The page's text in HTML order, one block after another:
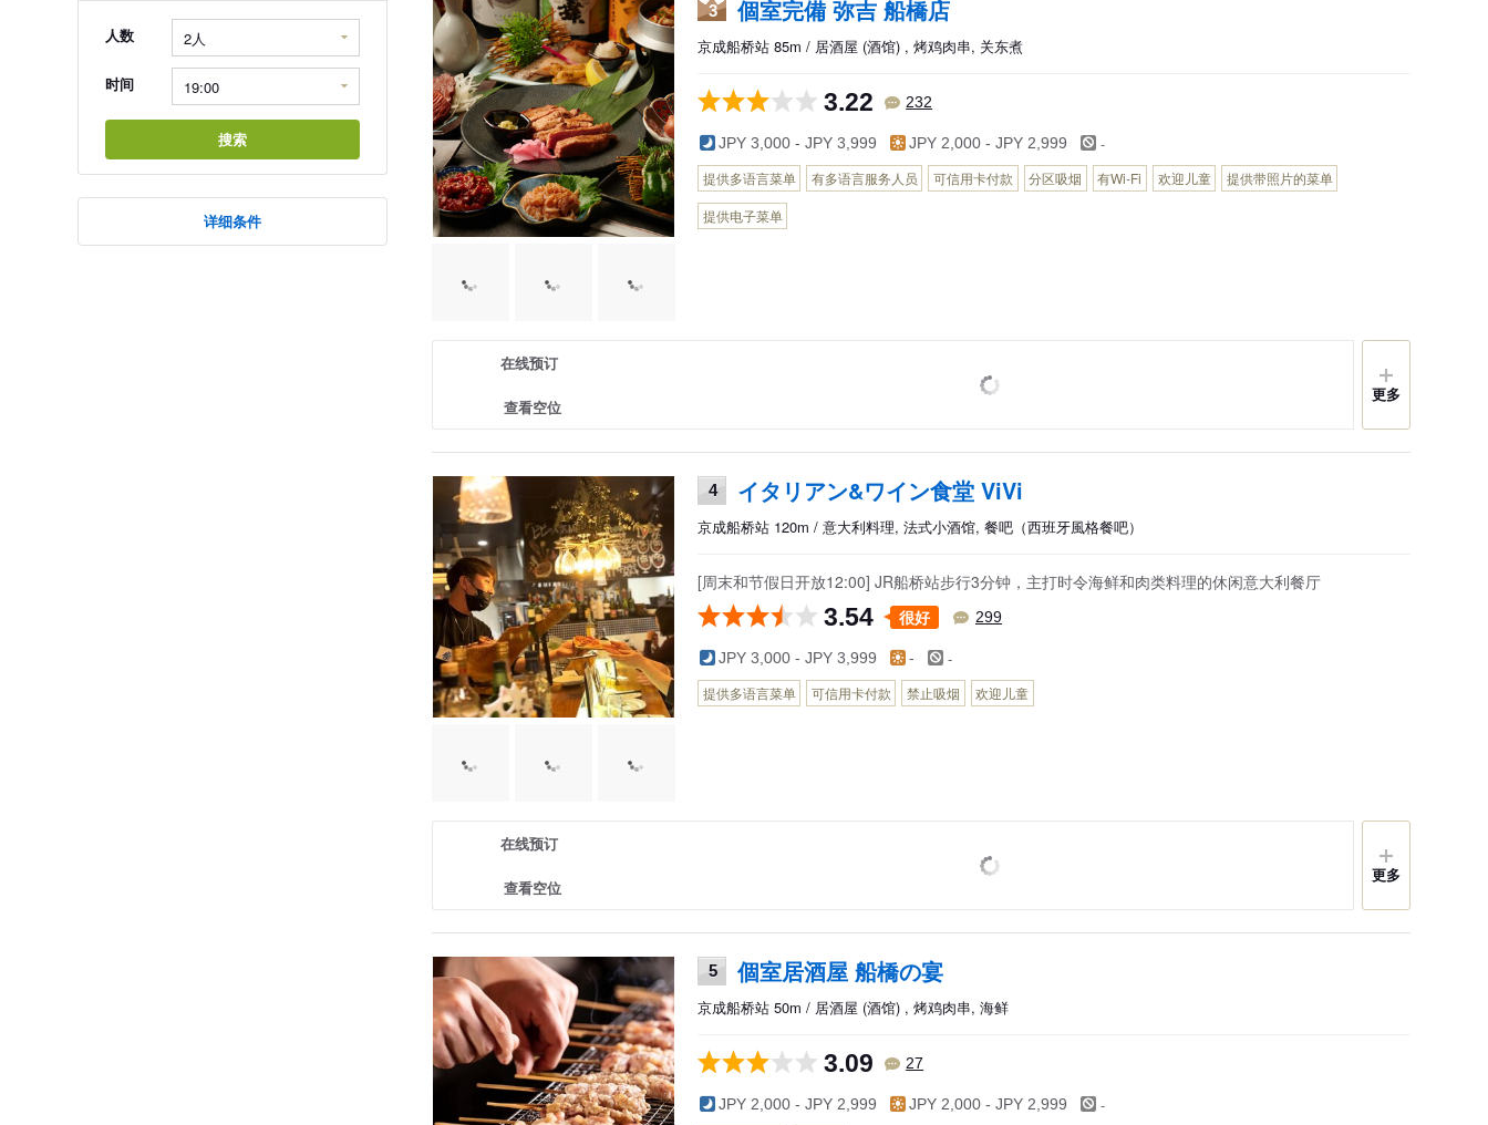
人数
时间
搜索
详细条件
3 個室完備 弥吉 船橋店
京成船桥站 85m / 居酒屋 (酒馆) , 烤鸡肉串, 关东煮
3.22 232
JPY 3,000 - JPY 3,999 JPY 2,000 - JPY 2,999 -
提供多语言菜单 有多语言服务人员 可信用卡付款 分区吸烟 有Wi-Fi 欢迎儿童
提供带照片的菜单
提供电子菜单
在线预订
查看空位
更多
4 イタリアン&ワイン食堂 ViVi
京成船桥站 120m / 意大利料理, 法式小酒馆, 餐吧（西班牙風格餐吧）
[周末和节假日开放12:00] JR船桥站步行3分钟，主打时令海鲜和肉类料理的休闲意大利餐厅
3.54 很好 299
JPY 3,000 - JPY 3,999 - -
提供多语言菜单 可信用卡付款 禁止吸烟 欢迎儿童
在线预订
查看空位
更多
5 個室居酒屋 船橋の宴
京成船桥站 50m / 居酒屋 (酒馆) , 烤鸡肉串, 海鲜
3.09 27
JPY 2,000 - JPY 2,999 JPY 2,000 - JPY 2,999 -